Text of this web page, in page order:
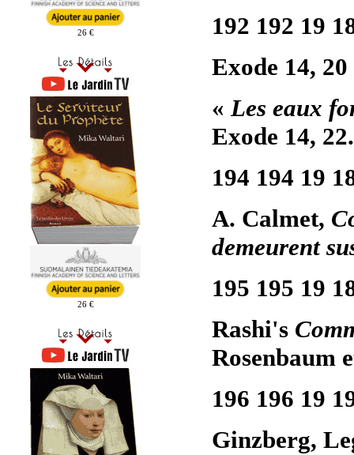
26 €
26 €
192 192 19
Exode 14,
«Les eaux
Exode 14, 22.
194 194 19
A. Calmet,
demeurent
195 195 19
Rashi's
Rosenbaum
196 196 19
Ginzberg,